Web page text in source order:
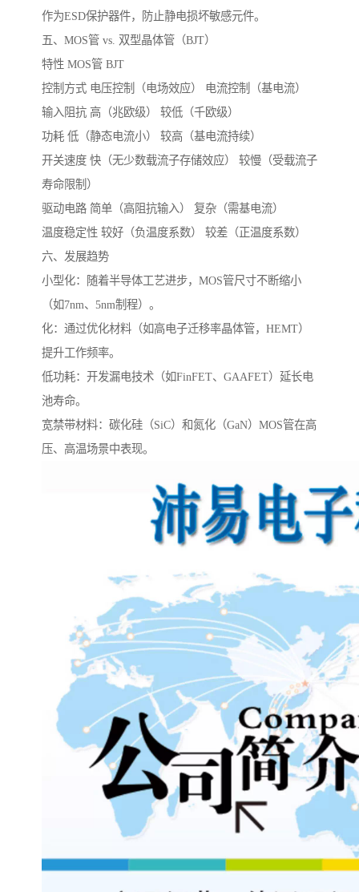
作为ESD保护器件，防止静电损坏敏感元件。
五、MOS管 vs. 双型晶体管（BJT）
特性 MOS管 BJT
控制方式 电压控制（电场效应） 电流控制（基电流）
输入阻抗 高（兆欧级） 较低（千欧级）
功耗 低（静态电流小） 较高（基电流持续）
开关速度 快（无少数载流子存储效应） 较慢（受载流子
寿命限制）
驱动电路 简单（高阻抗输入） 复杂（需基电流）
温度稳定性 较好（负温度系数） 较差（正温度系数）
六、发展趋势
小型化：随着半导体工艺进步，MOS管尺寸不断缩小
（如7nm、5nm制程）。
化：通过优化材料（如高电子迁移率晶体管，HEMT）
提升工作频率。
低功耗：开发漏电技术（如FinFET、GAAFET）延长电
池寿命。
宽禁带材料：碳化硅（SiC）和氮化（GaN）MOS管在高
压、高温场景中表现。